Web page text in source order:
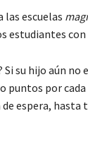
las escuelas
estudiantes
su hijo aún no
puntos por
espera,